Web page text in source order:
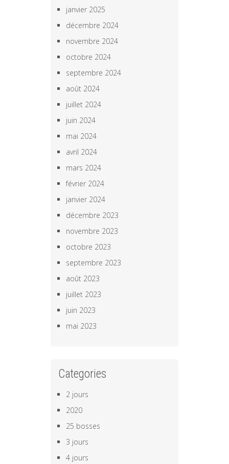
janvier 2025
décembre 2024
novembre 2024
octobre 2024
septembre 2024
août 2024
juillet 2024
juin 2024
mai 2024
avril 2024
mars 2024
février 2024
janvier 2024
décembre 2023
novembre 2023
octobre 2023
septembre 2023
août 2023
juillet 2023
juin 2023
mai 2023
Categories
2 jours
2020
25 bosses
3 jours
4 jours